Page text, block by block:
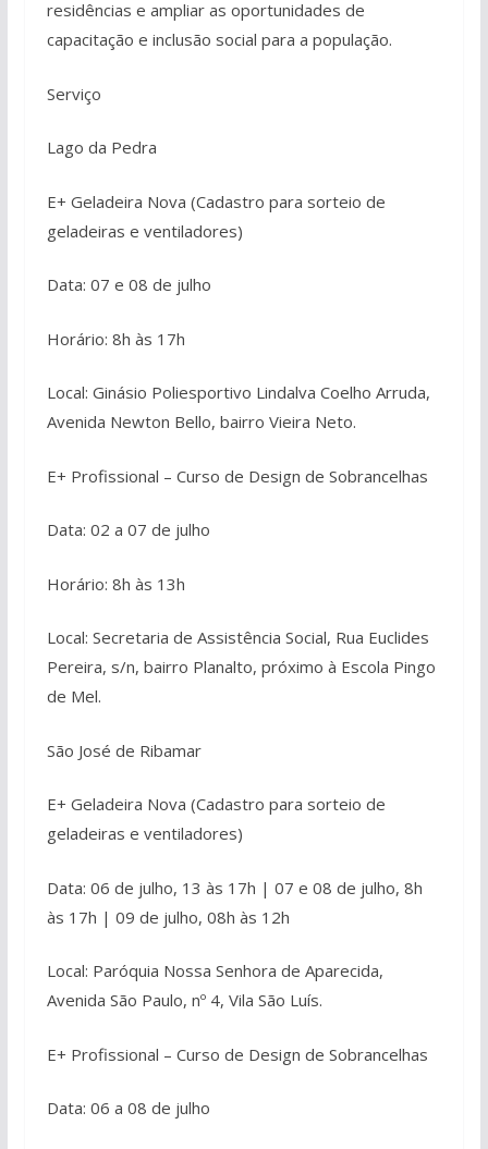
residências e ampliar as oportunidades de
capacitação e inclusão social para a população.
Serviço
Lago da Pedra
E+ Geladeira Nova (Cadastro para sorteio de
geladeiras e ventiladores)
Data: 07 e 08 de julho
Horário: 8h às 17h
Local: Ginásio Poliesportivo Lindalva Coelho Arruda,
Avenida Newton Bello, bairro Vieira Neto.
E+ Profissional – Curso de Design de Sobrancelhas
Data: 02 a 07 de julho
Horário: 8h às 13h
Local: Secretaria de Assistência Social, Rua Euclides
Pereira, s/n, bairro Planalto, próximo à Escola Pingo
de Mel.
São José de Ribamar
E+ Geladeira Nova (Cadastro para sorteio de
geladeiras e ventiladores)
Data: 06 de julho, 13 às 17h | 07 e 08 de julho, 8h
às 17h | 09 de julho, 08h às 12h
Local: Paróquia Nossa Senhora de Aparecida,
Avenida São Paulo, nº 4, Vila São Luís.
E+ Profissional – Curso de Design de Sobrancelhas
Data: 06 a 08 de julho